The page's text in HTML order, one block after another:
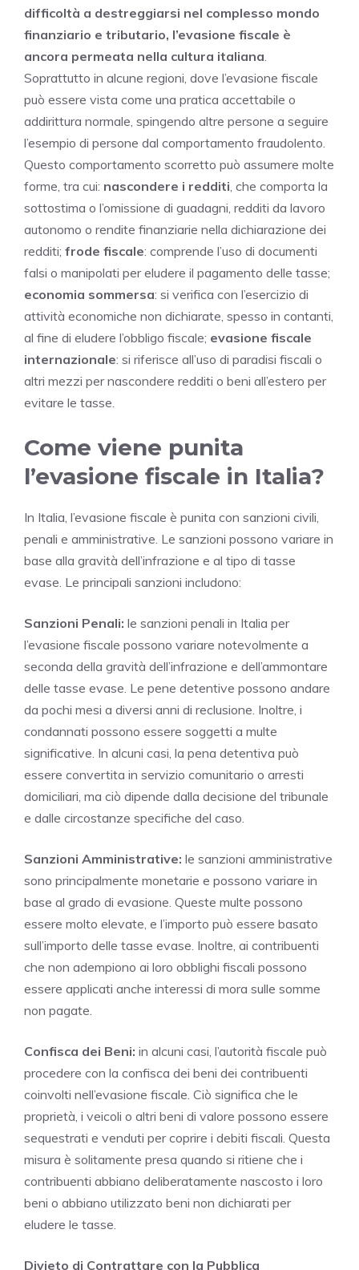
difficoltà a destreggiarsi nel complesso mondo
finanziario e tributario, l’evasione fiscale è
ancora permeata nella cultura italiana
Soprattutto in alcune regioni, dove l’evasione fiscale
può essere vista come una pratica accettabile o
addirittura normale, spingendo altre persone a seguire
l’esempio di persone dal comportamento fraudolento.
Questo comportamento scorretto può assumere molte
forme, tra cui: nascondere i redditi , che comporta la
sottostima o l’omissione di guadagni, redditi da lavoro
autonomo o rendite finanziarie nella dichiarazione dei
redditi; frode fiscale: comprende l’uso di documenti
falsi o manipolati per eludere il pagamento delle tasse;
economia sommersa: si verifica con l’esercizio di
attività economiche non dichiarate, spesso in contanti,
al fine di eludere l’obbligo fiscale; evasione fiscale
internazionale: si riferisce all’uso di paradisi fiscali o
altri mezzi per nascondere redditi o beni all’estero per
evitare le tasse.
Come viene punita
l’evasione fiscale in Italia?
In Italia, l’evasione fiscale è punita con sanzioni civili,
penali e amministrative. Le sanzioni possono variare in
base alla gravità dell’infrazione e al tipo di tasse
evase. Le principali sanzioni includono:
Sanzioni Penali: le sanzioni penali in Italia per
l’evasione fiscale possono variare notevolmente a
seconda della gravità dell’infrazione e dell’ammontare
delle tasse evase. Le pene detentive possono andare
da pochi mesi a diversi anni di reclusione. Inoltre, i
condannati possono essere soggetti a multe
significative. In alcuni casi, la pena detentiva può
essere convertita in servizio comunitario o arresti
domiciliari, ma ciò dipende dalla decisione del tribunale
e dalle circostanze specifiche del caso.
Sanzioni Amministrative: le sanzioni amministrative
sono principalmente monetarie e possono variare in
base al grado di evasione. Queste multe possono
essere molto elevate, e l’importo può essere basato
sull’importo delle tasse evase. Inoltre, ai contribuenti
che non adempiono ai loro obblighi fiscali possono
essere applicati anche interessi di mora sulle somme
non pagate.
Confisca dei Beni: in alcuni casi, l’autorità fiscale può
procedere con la confisca dei beni dei contribuenti
coinvolti nell’evasione fiscale. Ciò significa che le
proprietà, i veicoli o altri beni di valore possono essere
sequestrati e venduti per coprire i debiti fiscali. Questa
misura è solitamente presa quando si ritiene che i
contribuenti abbiano deliberatamente nascosto i loro
beni o abbiano utilizzato beni non dichiarati per
eludere le tasse.
Divieto di Contrattare con la Pubblica